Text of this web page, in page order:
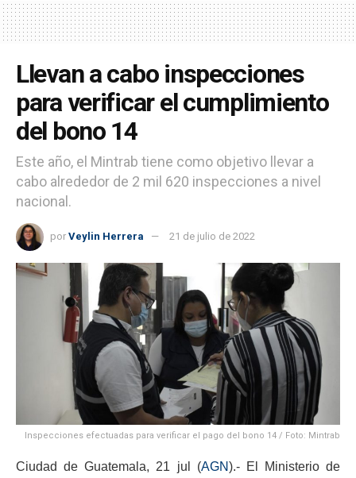
Llevan a cabo inspecciones
para verificar el cumplimiento
del bono 14
Este año, el Mintrab tiene como objetivo llevar a
cabo alrededor de 2 mil 620 inspecciones a nivel
nacional.
por Veylin Herrera 21 de julio de 2022
Inspecciones efectuadas para verificar el pago del bono 14 / Foto: Mintrab
Ciudad de Guatemala, 21 jul (AGN).- El Ministerio de